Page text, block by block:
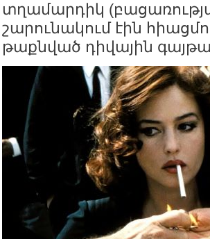
տղամարդիկ
շարունակում էին
թաքնված դիվային